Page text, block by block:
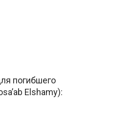
погибшего
Elshamy):